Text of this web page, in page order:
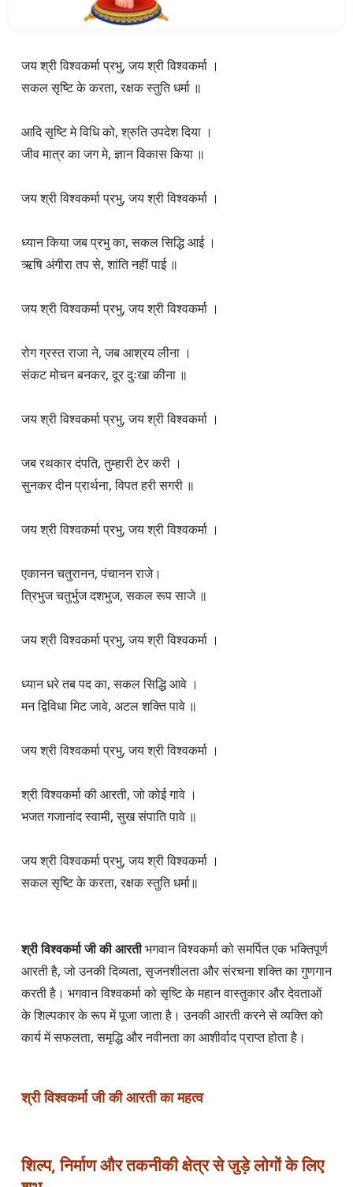
जय श्री विश्वकर्मा प्रभु, जय श्री विश्वकर्मा ।
सकल सृष्टि के करता, रक्षक स्तुति धर्मा ॥
आदि सृष्टि मे विधि को, श्रुति उपदेश दिया ।
जीव मात्र का जग मे, ज्ञान विकास किया ॥
जय श्री विश्वकर्मा प्रभु, जय श्री विश्वकर्मा ।
ध्यान किया जब प्रभु का, सकल सिद्धि आई ।
ऋषि अंगीरा तप से, शांति नहीं पाई ॥
जय श्री विश्वकर्मा प्रभु, जय श्री विश्वकर्मा ।
रोग ग्रस्त राजा ने, जब आश्रय लीना ।
संकट मोचन बनकर, दूर दुःखा कीना ॥
जय श्री विश्वकर्मा प्रभु, जय श्री विश्वकर्मा ।
जब रथकार दंपति, तुम्हारी टेर करी ।
सुनकर दीन प्रार्थना, विपत हरी सगरी ॥
जय श्री विश्वकर्मा प्रभु, जय श्री विश्वकर्मा ।
एकानन चतुरानन, पंचानन राजे।
त्रिभुज चतुर्भुज दशभुज, सकल रूप साजे ॥
जय श्री विश्वकर्मा प्रभु, जय श्री विश्वकर्मा ।
ध्यान धरे तब पद का, सकल सिद्धि आवे ।
मन द्विविधा मिट जावे, अटल शक्ति पावे ॥
जय श्री विश्वकर्मा प्रभु, जय श्री विश्वकर्मा ।
श्री विश्वकर्मा की आरती, जो कोई गावे ।
भजत गजानांद स्वामी, सुख संपाति पावे ॥
जय श्री विश्वकर्मा प्रभु, जय श्री विश्वकर्मा ।
सकल सृष्टि के करता, रक्षक स्तुति धर्मा॥
श्री विश्वकर्मा जी की आरती भगवान विश्वकर्मा को समर्पित एक भक्तिपूर्ण
आरती है, जो उनकी दिव्यता, सृजनशीलता और संरचना शक्ति का गुणगान
करती है। भगवान विश्वकर्मा को सृष्टि के महान वास्तुकार और देवताओं
के शिल्पकार के रूप में पूजा जाता है। उनकी आरती करने से व्यक्ति को
कार्य में सफलता, समृद्धि और नवीनता का आशीर्वाद प्राप्त होता है।
श्री विश्वकर्मा जी की आरती का महत्व
शिल्प, निर्माण और तकनीकी क्षेत्र से जुड़े लोगों के लिए